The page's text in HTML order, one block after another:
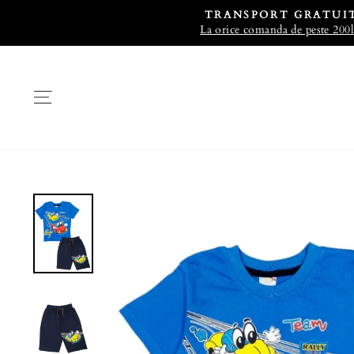
TRANSPORT
La orice comanda de peste